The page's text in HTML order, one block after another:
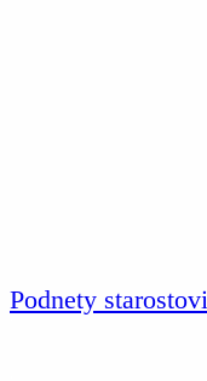
Podnety starostovi